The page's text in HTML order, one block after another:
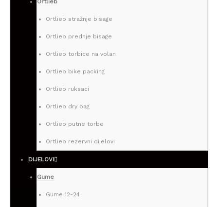
Ortlieb stražnje bisage
Ortlieb prednje bisage
Ortlieb torbice na volan
Ortlieb bike packing
Ortlieb ruksaci
Ortlieb dry bag
Ortlieb putne torbe
Ortlieb rezervni dijelovi
DIJELOVI
Gume
Gume 12-24